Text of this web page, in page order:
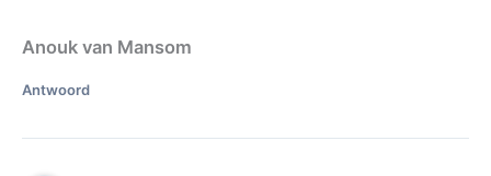
Anouk van Mansom
Antwoord